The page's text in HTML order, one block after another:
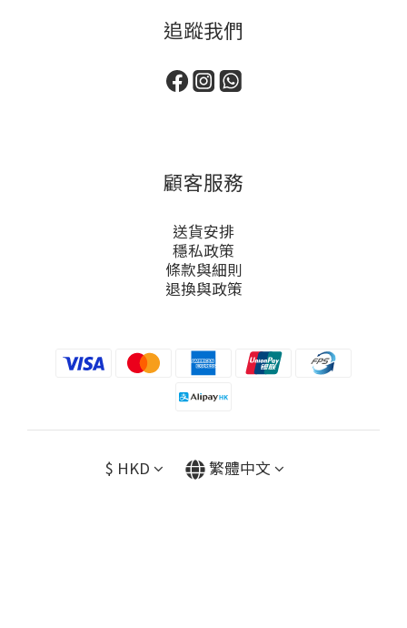
追蹤我們
顧客服務
送貨安排
穩私政策
條款與細則
退換與政策
$ HKD 繁體中文